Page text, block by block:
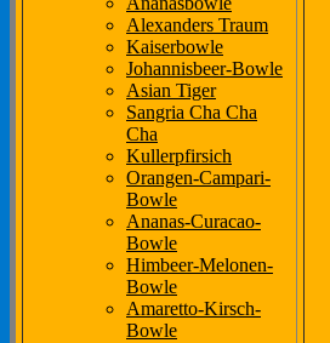
Alexanders Traum
Kaiserbowle
Johannisbeer-Bowle
Asian Tiger
Sangria Cha Cha
Cha
Kullerpfirsich
Orangen-Campari-
Bowle
Ananas-Curacao-
Bowle
Himbeer-Melonen-
Bowle
Amaretto-Kirsch-
Bowle